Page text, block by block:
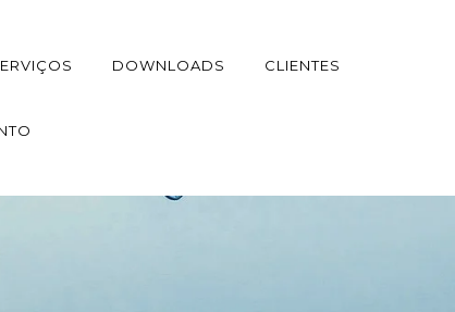
DOWNLOADS CLIENTES